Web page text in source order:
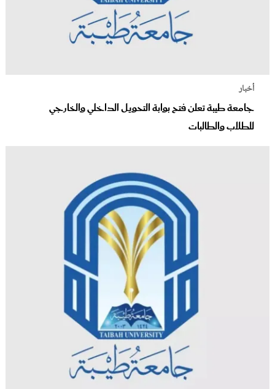
أخبار
جامعة طيبة تعلن فتح بوابة التحويل الداخلي والخارجي
للطلاب والطالبات